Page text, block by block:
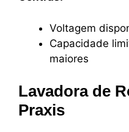
Voltagem
Capacidade
maiores
Lavadora de
Praxis